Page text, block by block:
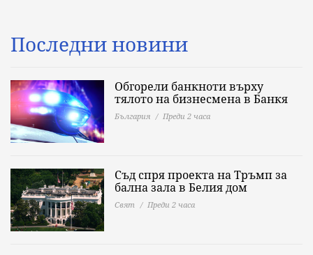
Последни новини
Обгорели банкноти върху
тялото на бизнесмена в Банкя
България Преди 2 часа
Съд спря проекта на Тръмп за
бална зала в Белия дом
Свят Преди 2 часа